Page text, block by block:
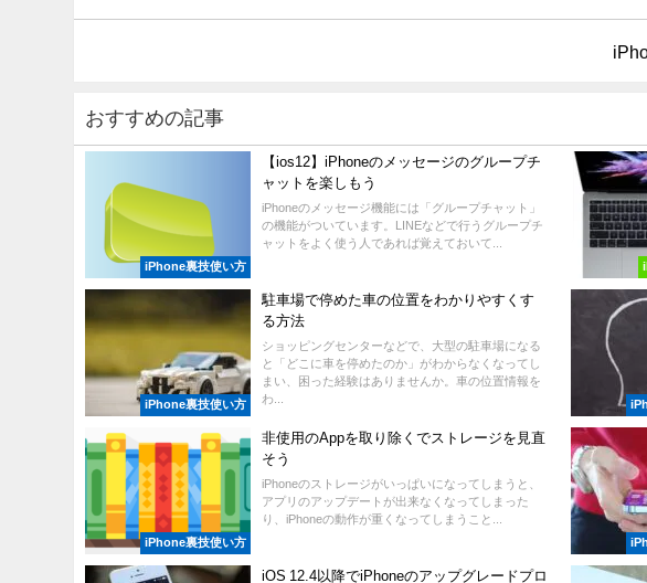
おすすめの記事
iPhone裏技使い方
【ios12】iPhoneのメッセージのグループチ
ャットを楽しもう
iPhoneのメッセージ機能には「グループチャット」
の機能がついています。LINEなどで行うグループチ
ャットをよく使う人であれば覚えておいて...
iPhone裏技使い方
駐車場で停めた車の位置をわかりやすくす
る方法
ショッピングセンターなどで、大型の駐車場になる
と「どこに車を停めたのか」がわからなくなってし
まい、困った経験はありませんか。車の位置情報を
わ...
iPhone裏技使い方
非使用のAppを取り除くでストレージを見直
そう
iPhoneのストレージがいっぱいになってしまうと、
アプリのアップデートが出来なくなってしまった
り、iPhoneの動作が重くなってしまうこと...
iOS 12.4以降でiPhoneのアップグレードプロ